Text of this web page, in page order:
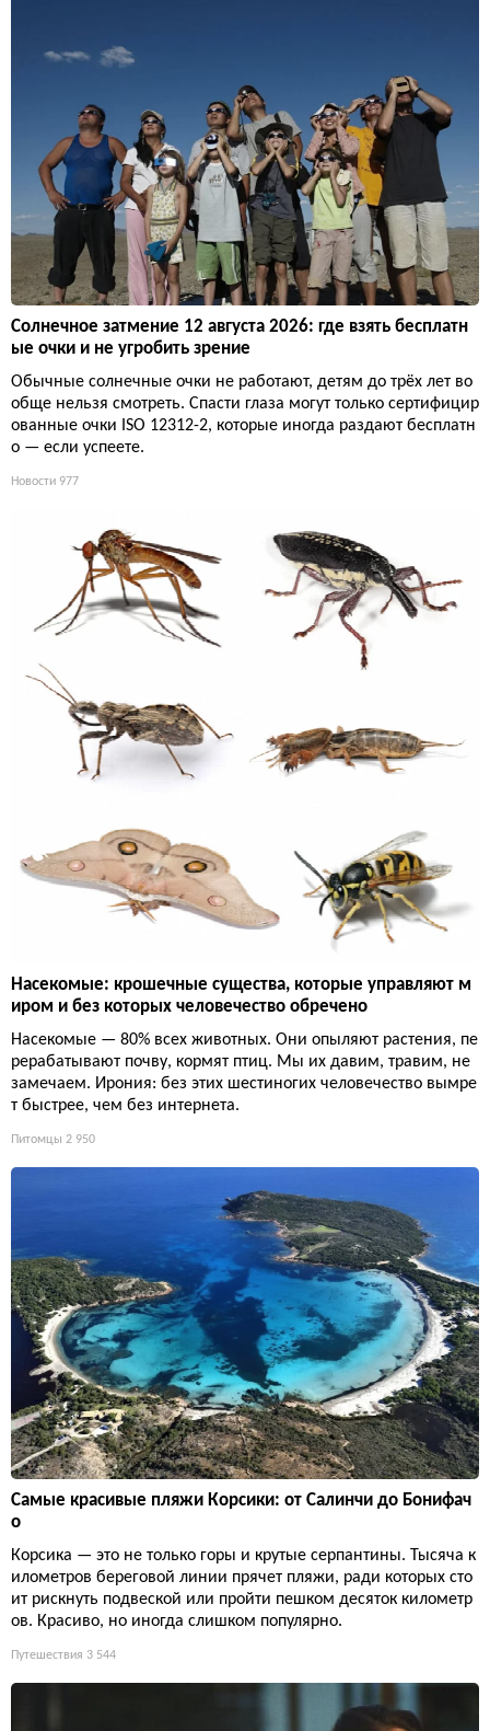
Солнечное затмение 12 августа 2026: где взять бесплатн
ые очки и не угробить зрение
Обычные солнечные очки не работают, детям до трёх лет во
обще нельзя смотреть. Спасти глаза могут только сертифицир
ованные очки ISO 12312-2, которые иногда раздают бесплатн
о — если успеете.
Новости 977
Насекомые: крошечные существа, которые управляют м
иром и без которых человечество обречено
Насекомые — 80% всех животных. Они опыляют растения, пе
рерабатывают почву, кормят птиц. Мы их давим, травим, не
замечаем. Ирония: без этих шестиногих человечество вымре
т быстрее, чем без интернета.
Питомцы 2 950
Самые красивые пляжи Корсики: от Салинчи до Бонифач
о
Корсика — это не только горы и крутые серпантины. Тысяча к
илометров береговой линии прячет пляжи, ради которых сто
ит рискнуть подвеской или пройти пешком десяток километр
ов. Красиво, но иногда слишком популярно.
Путешествия 3 544